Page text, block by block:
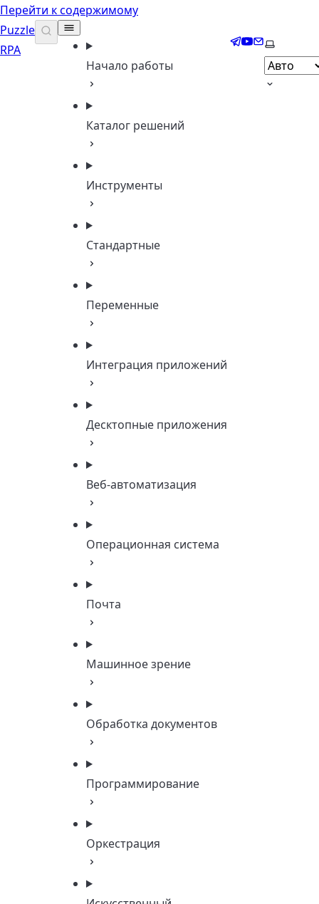
Перейти к содержимому
Puzzle
RPA
Начало работы
Каталог решений
Инструменты
Стандартные
Переменные
Интеграция приложений
Десктопные приложения
Веб-автоматизация
Операционная система
Почта
Машинное зрение
Обработка документов
Программирование
Оркестрация
Telegram
YouTube
Email